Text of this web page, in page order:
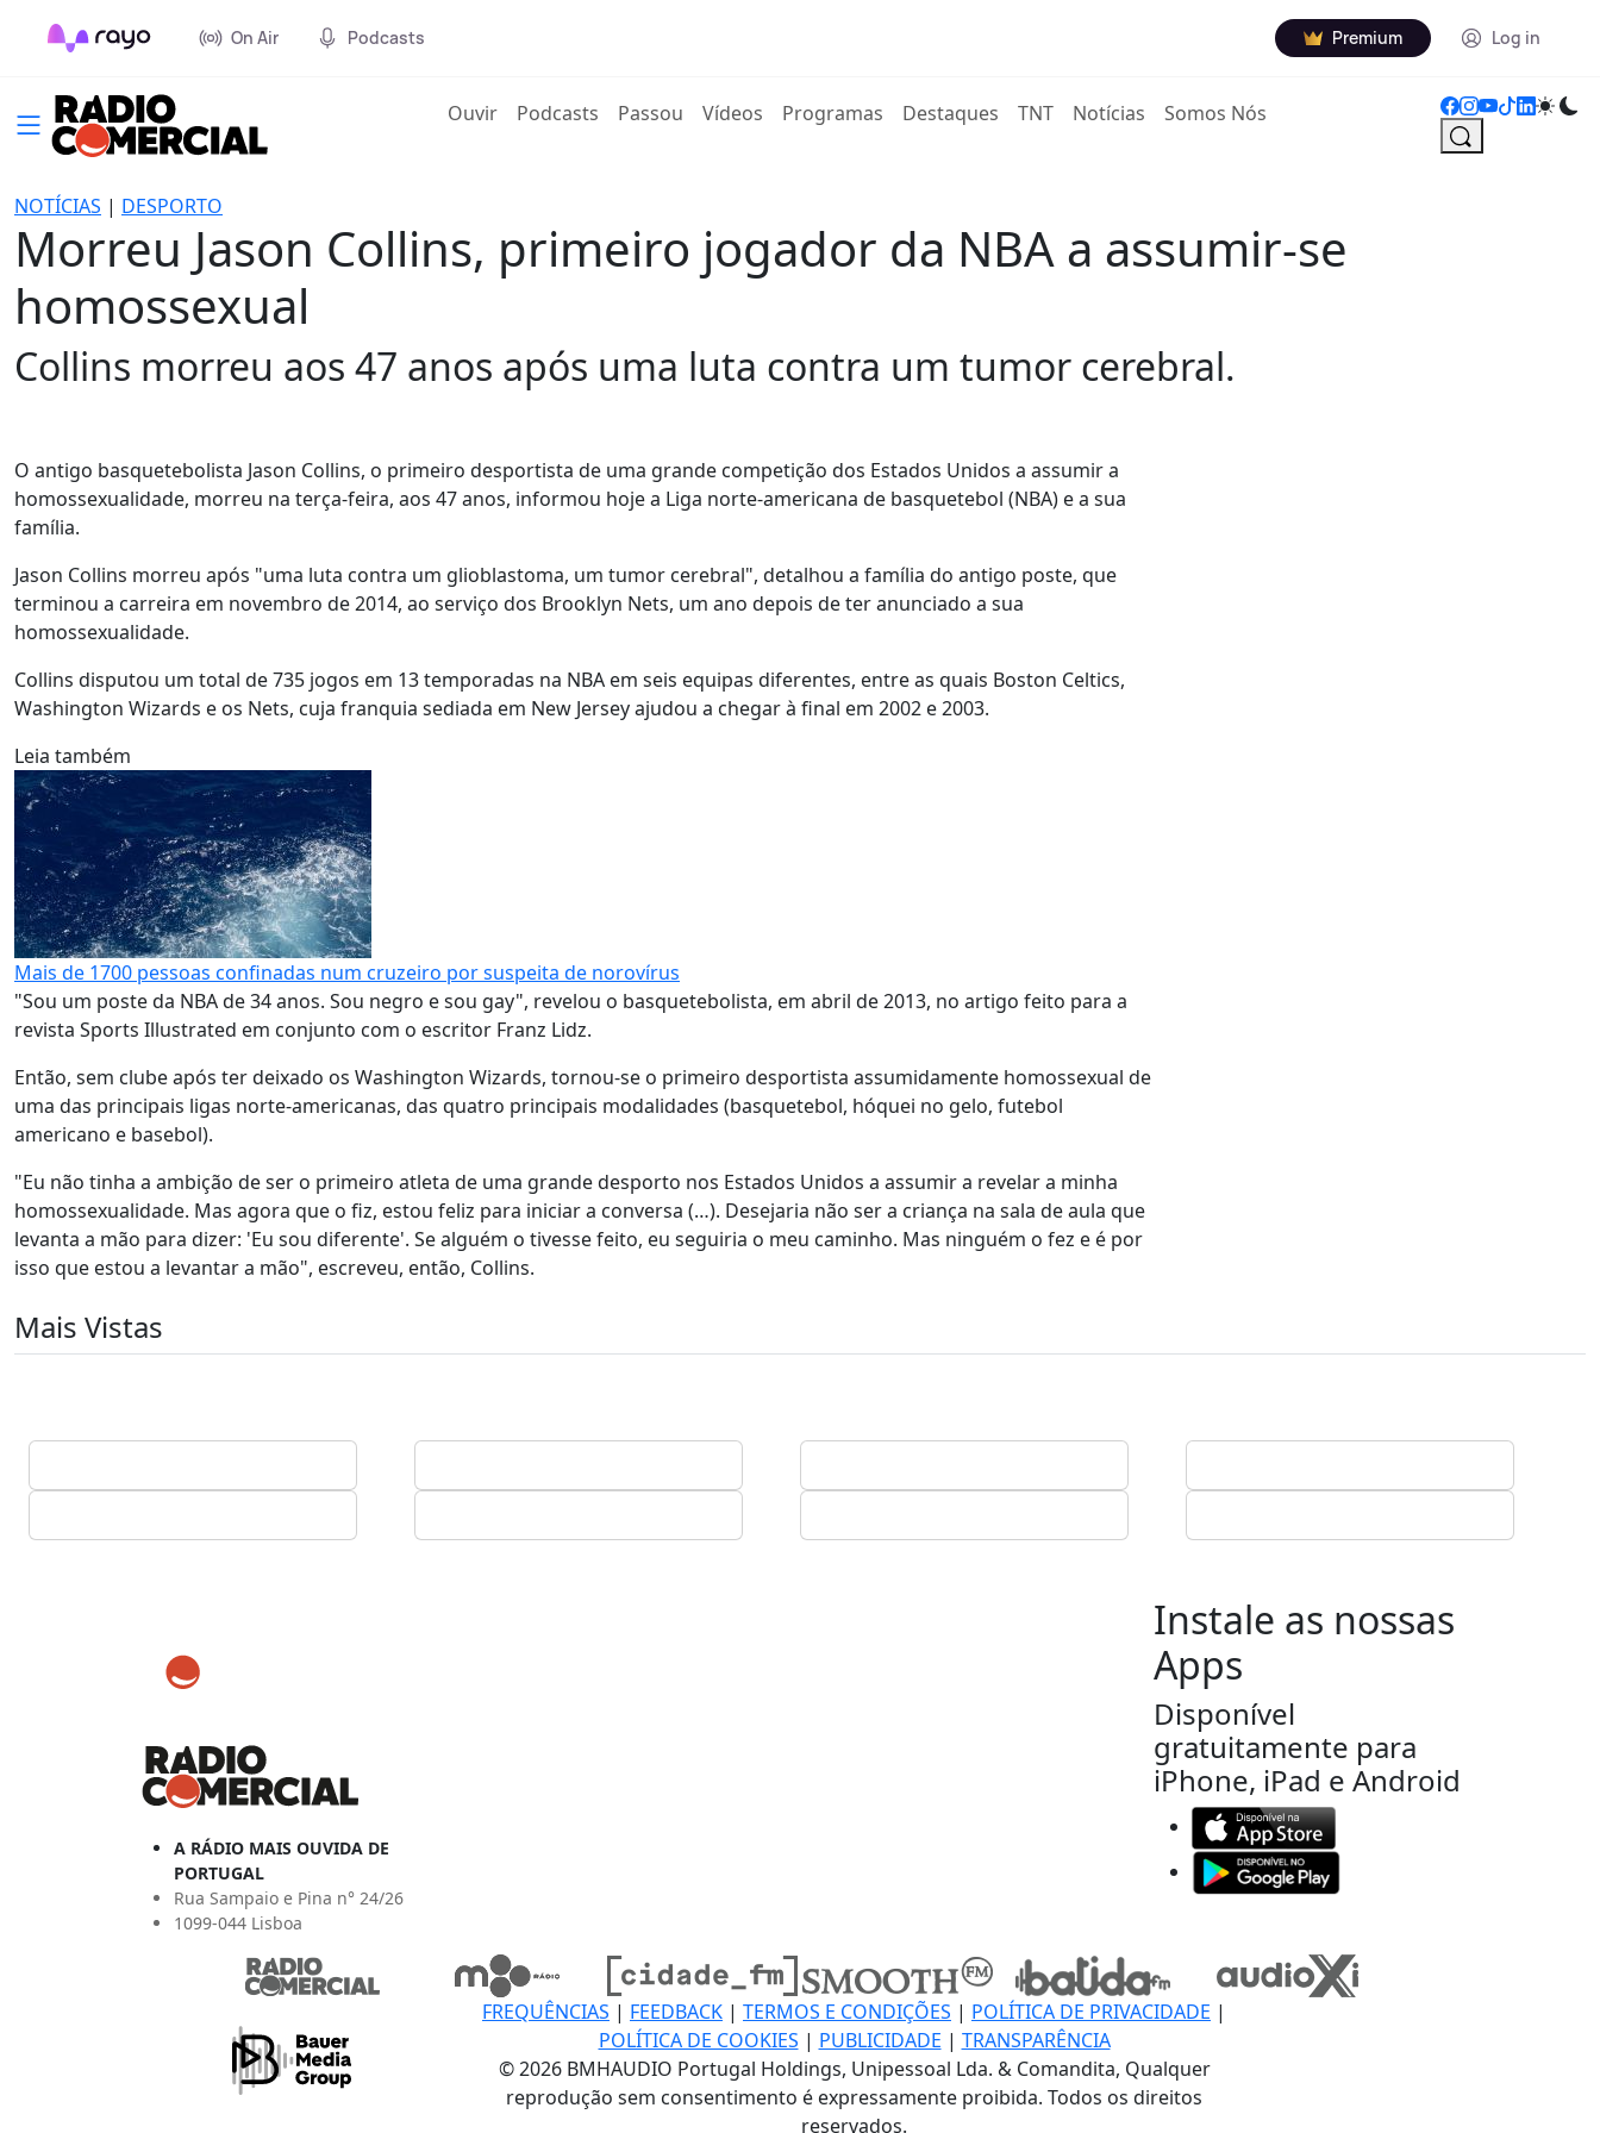
On Air Podcasts Premium Log in
Ouvir(current)
Podcasts Passou Vídeos Programas Destaques TNT Notícias Somos Nós
NOTÍCIAS | DESPORTO
Morreu Jason Collins, primeiro jogador da NBA a assumir-se
homossexual
Collins morreu aos 47 anos após uma luta contra um tumor cerebral.
O antigo basquetebolista Jason Collins, o primeiro desportista de uma grande competição dos Estados Unidos a assumir a
homossexualidade, morreu na terça-feira, aos 47 anos, informou hoje a Liga norte-americana de basquetebol (NBA) e a sua
família.
Jason Collins morreu após "uma luta contra um glioblastoma, um tumor cerebral", detalhou a família do antigo poste, que
terminou a carreira em novembro de 2014, ao serviço dos Brooklyn Nets, um ano depois de ter anunciado a sua
homossexualidade.
Collins disputou um total de 735 jogos em 13 temporadas na NBA em seis equipas diferentes, entre as quais Boston Celtics,
Washington Wizards e os Nets, cuja franquia sediada em New Jersey ajudou a chegar à final em 2002 e 2003.
Leia também
Mais de 1700 pessoas confinadas num cruzeiro por suspeita de norovírus
"Sou um poste da NBA de 34 anos. Sou negro e sou gay", revelou o basquetebolista, em abril de 2013, no artigo feito para a
revista Sports Illustrated em conjunto com o escritor Franz Lidz.
Então, sem clube após ter deixado os Washington Wizards, tornou-se o primeiro desportista assumidamente homossexual de
uma das principais ligas norte-americanas, das quatro principais modalidades (basquetebol, hóquei no gelo, futebol
americano e basebol).
"Eu não tinha a ambição de ser o primeiro atleta de uma grande desporto nos Estados Unidos a assumir a revelar a minha
homossexualidade. Mas agora que o fiz, estou feliz para iniciar a conversa (…). Desejaria não ser a criança na sala de aula que
levanta a mão para dizer: 'Eu sou diferente'. Se alguém o tivesse feito, eu seguiria o meu caminho. Mas ninguém o fez e é por
isso que estou a levantar a mão", escreveu, então, Collins.
Mais Vistas
A RÁDIO MAIS OUVIDA DE
PORTUGAL
Rua Sampaio e Pina n° 24/26
1099-044 Lisboa
Instale as nossas
Apps
Disponível
gratuitamente para
iPhone, iPad e Android
FREQUÊNCIAS | FEEDBACK | TERMOS E CONDIÇÕES | POLÍTICA DE PRIVACIDADE |
POLÍTICA DE COOKIES | PUBLICIDADE | TRANSPARÊNCIA
© 2026 BMHAUDIO Portugal Holdings, Unipessoal Lda. & Comandita, Qualquer
reprodução sem consentimento é expressamente proibida. Todos os direitos
reservados.